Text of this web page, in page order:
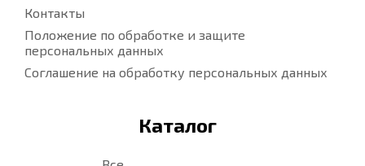
Контакты
Положение по обработке и защите
персональных данных
Соглашение на обработку персональных данных
Каталог